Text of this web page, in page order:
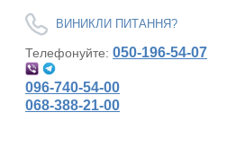
ВИНИКЛИ ПИТАННЯ?
Телефонуйте: 050-196-54-07
096-740-54-00
068-388-21-00